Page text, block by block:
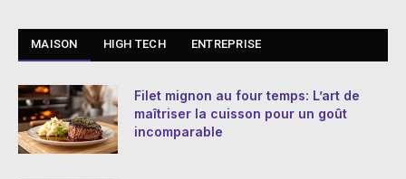
MAISON HIGH TECH ENTREPRISE
Filet mignon au four temps: L’art de
maîtriser la cuisson pour un goût
incomparable